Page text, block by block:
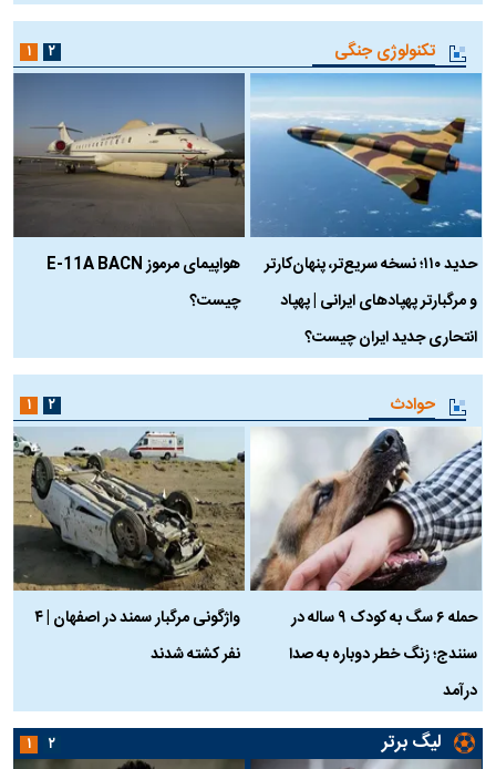
تکنولوژی جنگی
حدید ۱۱۰؛ نسخه سریع‌تر، پنهان‌کارتر
و مرگبارتر پهپادهای ایرانی | پهپاد
انتحاری جدید ایران چیست؟
هواپیمای مرموز E-11A BACN
چیست؟
۱ ۲
حوادث
حمله ۶ سگ به کودک ۹ ساله در
سنندج؛ زنگ خطر دوباره به صدا
درآمد
واژگونی مرگبار سمند در اصفهان | ۴
نفر کشته شدند
۱ ۲
لیگ برتر ۱ ۲